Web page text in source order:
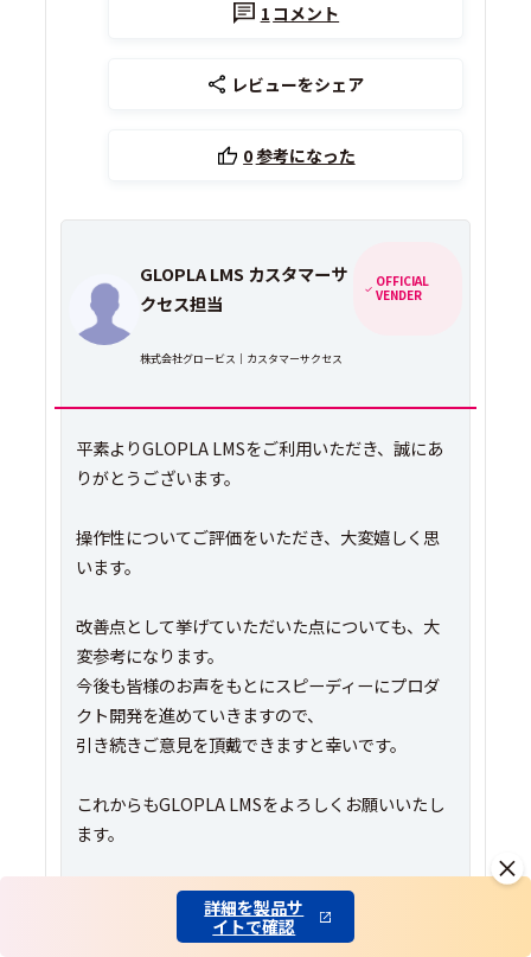
1 コメント
レビューをシェア
0参考になった
GLOPLA LMS カスタマーサ
クセス担当
OFFICIAL
VENDER
株式会社グロービス｜カスタマーサクセス
平素よりGLOPLA LMSをご利用いただき、誠にあ
りがとうございます。
操作性についてご評価をいただき、大変嬉しく思
います。
改善点として挙げていただいた点についても、大
変参考になります。
今後も皆様のお声をもとにスピーディーにプロダ
クト開発を進めていきますので、
引き続きご意見を頂戴できますと幸いです。
これからもGLOPLA LMSをよろしくお願いいたし
ます。
詳細を製品サ
イトで確認